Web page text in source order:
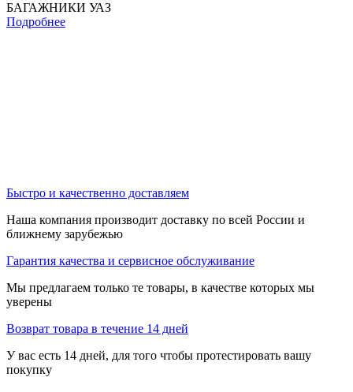
БАГАЖНИКИ УАЗ
Подробнее
Быстро и качественно доставляем
Наша компания производит доставку по всей России и
ближнему зарубежью
Гарантия качества и сервисное обслуживание
Мы предлагаем только те товары, в качестве которых мы
уверены
Возврат товара в течение 14 дней
У вас есть 14 дней, для того чтобы протестировать вашу
покупку